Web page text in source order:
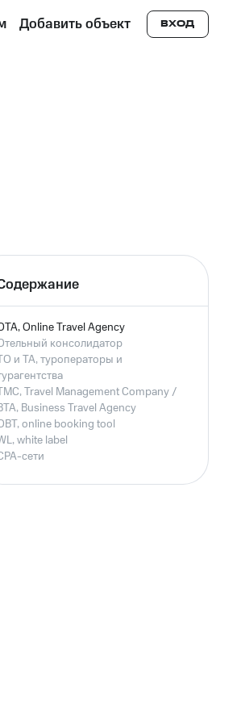
Добавить объект ВХОД
Online Travel Agency
консолидатор
и ТА, туроператоры и
Travel Management Company /
Business Travel Agency
online booking tool
white label
сети